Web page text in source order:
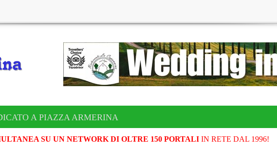
A PIAZZA ARMERINA
SU UN NETWORK DI OLTRE 150 PORTALIIN RETE DAL 1996!